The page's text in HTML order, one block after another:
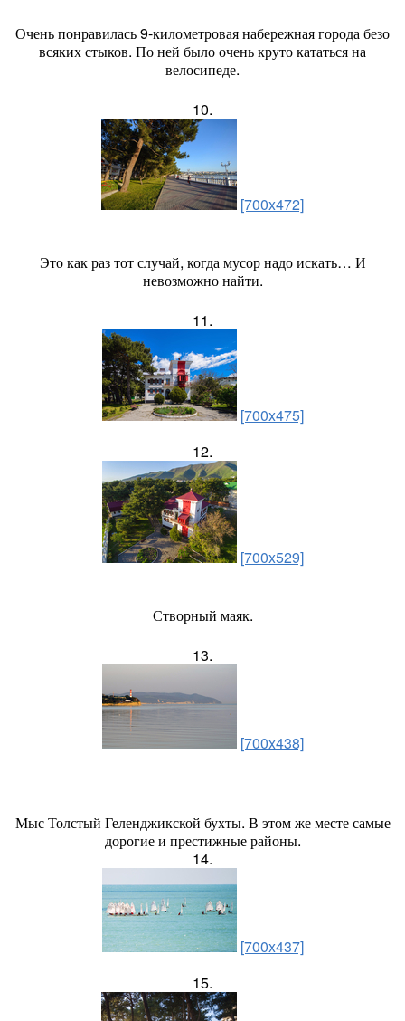
Очень понравилась 9-километровая набережная города безо
всяких стыков. По ней было очень круто кататься на
велосипеде.
10.
[700x472]
Это как раз тот случай, когда мусор надо искать… И
невозможно найти.
11.
[700x475]
12.
[700x529]
Створный маяк.
13.
[700x438]
Мыс Толстый Геленджикской бухты. В этом же месте самые
дорогие и престижные районы.
14.
[700x437]
15.